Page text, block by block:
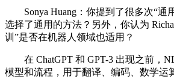
Sonya Huang：你提到了很多次“通
选择了通用的方法？另外，你认为
训”是否在机器人领域也适用？
在 ChatGPT 和 GPT-3 出现之前，
模型和流程，用于翻译、编码、数学运